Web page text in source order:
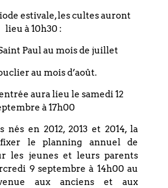
estivale, les cultes auront
lieu à 10h30 :
Paul au mois de juillet
au mois d’août.
aura lieu le samedi 12
à 17h00
nés en 2012, 2013 et 2014, la
le planning annuel de
les jeunes et leurs parents
9 septembre à 14h00 au
aux anciens et aux